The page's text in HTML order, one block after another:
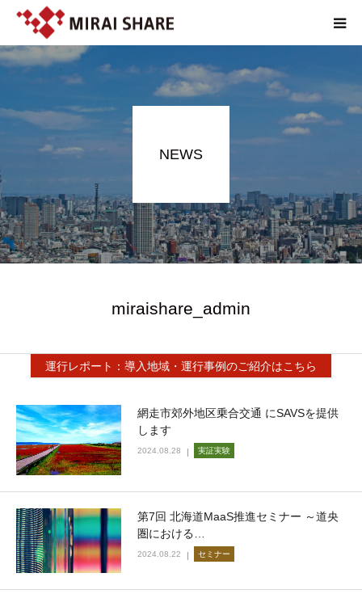
NEWS
miraishare_admin
運行レポート：導入地域・運行事例のご紹介はこちら
網走市郊外地区乗合交通 にSAVSを提供
します
2024.08.28 実証実験
第7回 北海道MaaS推進セミナー ～道央
圏における…
2024.08.22 セミナー
NEWS
TECHNOLOGY
SERVICE
REPORT
ABOUT